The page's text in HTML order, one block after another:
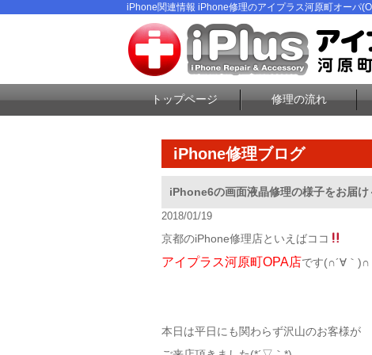
iPhone関連情報 iPhone修理のアイプラス河原町オーパ
トップページ 修理の流れ
iPhone修理ブログ
iPhone6の画面液晶修理の様子をお届け
2018/01/19
京都のiPhone修理店といえばココ
アイプラス河原町OPA店です(∩´∀｀)∩
本日は平日にも関わらず沢山のお客様が